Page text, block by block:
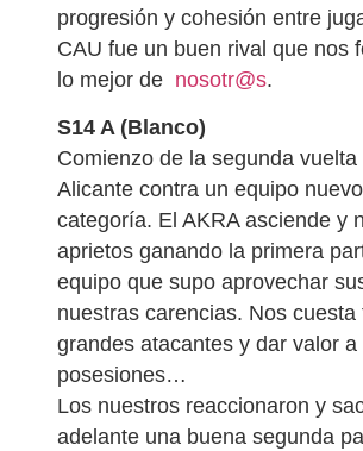
progresión y cohesión entre
CAU fue un buen rival que nos
lo mejor de nosotr@s.
S14 A (Blanco)
Comienzo de la segunda vuelta
Alicante contra un equipo
categoría. El AKRA asciende y
aprietos ganando la primera
equipo que supo aprovechar
nuestras carencias. Nos cuesta
grandes atacantes y dar valor a
posesiones…
Los nuestros reaccionaron y
adelante una buena segunda